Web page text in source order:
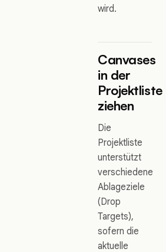
wird.
Canvases
in der
Projektliste
ziehen
Die
Projektliste
unterstützt
verschiedene
Ablageziele
(Drop
Targets),
sofern die
aktuelle